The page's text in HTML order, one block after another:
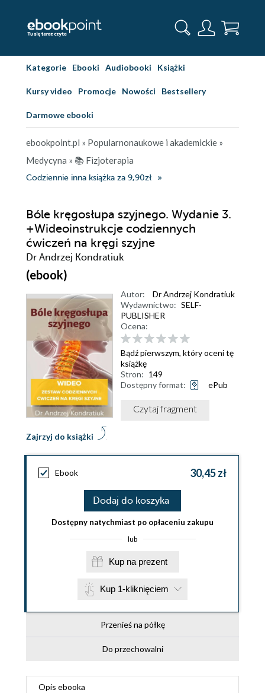
Kategorie Ebooki Audiobooki Książki
Kursy video Promocje Nowości Bestsellery
Darmowe ebooki
ebookpoint.pl » Popularnonaukowe i akademickie »
Medycyna » 📚 Fizjoterapia
Codziennie inna książka za 9,90zł
Bóle kręgosłupa szyjnego. Wydanie 3.
+Wideoinstrukcje codziennych
ćwiczeń na kręgi szyjne
Dr Andrzej Kondratiuk
(ebook)
Zajrzyj do książki
Autor:
Dr Andrzej Kondratiuk
Wydawnictwo: SELF-
PUBLISHER
Ocena:
Bądź pierwszym, który oceni tę
książkę
Stron: 149
Dostępny format:
ePub
Czytaj fragment
Ebook 30,45 zł
Dodaj do koszyka
Dostępny natychmiast po opłaceniu zakupu
lub
Kup na prezent
Kup 1-kliknięciem
Przenieś na półkę
Do przechowalni
Opis ebooka